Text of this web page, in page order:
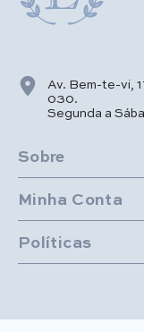
Av. Bem-te-vi,
030.
Segunda a
Sobre
Minha Conta
Políticas